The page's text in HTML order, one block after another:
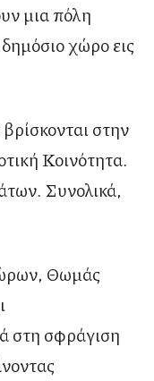
μια πόλη
χώρο εις
στην
Κοινότητα.
Συνολικά,
Θωμάς
στη σφράγιση